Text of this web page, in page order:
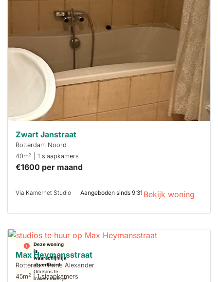
Deze woning
waarschijnlijk
maken moet je
reageren.
Stekkies helpt
je hierbij!
Zwart Janstraat
Rotterdam Noord
40m2 | 1 slaapkamers
€1600 per maand
Via Kamernet Studio Aangeboden sinds 9:31 Bekijk woning
Deze woning
is
waarschijnlijk
al verhuurd
Om kans te
maken moet je
Max Heymansstraat
Rotterdam Prins Alexander
45m2 | 1 slaapkamers